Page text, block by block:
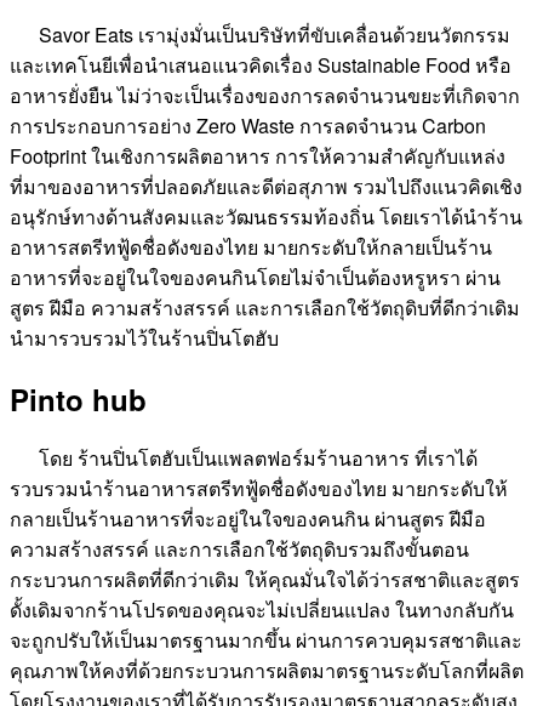
Savor Eats เรามุ่งมั่นเป็นบริษัทที่ขับเคลื่อนด้วยนวัตกรรม
และเทคโนยีเพื่อนำเสนอแนวคิดเรื่อง Sustainable Food หรือ
อาหารยั่งยืน ไม่ว่าจะเป็นเรื่องของการลดจำนวนขยะที่เกิดจาก
การประกอบการอย่าง Zero Waste การลดจำนวน Carbon
Footprint ในเชิงการผลิตอาหาร การให้ความสำคัญกับแหล่ง
ที่มาของอาหารที่ปลอดภัยและดีต่อสุภาพ รวมไปถึงแนวคิดเชิง
อนุรักษ์ทางด้านสังคมและวัฒนธรรมท้องถิ่น โดยเราได้นำร้าน
อาหารสตรีทฟู้ดชื่อดังของไทย มายกระดับให้กลายเป็นร้าน
อาหารที่จะอยู่ในใจของคนกินโดยไม่จำเป็นต้องหรูหรา ผ่าน
สูตร ฝีมือ ความสร้างสรรค์ และการเลือกใช้วัตถุดิบที่ดีกว่าเดิม
นำมารวบรวมไว้ในร้านปิ่นโตฮับ
Pinto hub
โดย ร้านปิ่นโตฮับเป็นแพลตฟอร์มร้านอาหาร ที่เราได้
รวบรวมนำร้านอาหารสตรีทฟู้ดชื่อดังของไทย มายกระดับให้
กลายเป็นร้านอาหารที่จะอยู่ในใจของคนกิน ผ่านสูตร ฝีมือ
ความสร้างสรรค์ และการเลือกใช้วัตถุดิบรวมถึงขั้นตอน
กระบวนการผลิตที่ดีกว่าเดิม ให้คุณมั่นใจได้ว่ารสชาติและสูตร
ดั้งเดิมจากร้านโปรดของคุณจะไม่เปลี่ยนแปลง ในทางกลับกัน
จะถูกปรับให้เป็นมาตรฐานมากขึ้น ผ่านการควบคุมรสชาติและ
คุณภาพให้คงที่ด้วยกระบวนการผลิตมาตรฐานระดับโลกที่ผลิต
โดยโรงงานของเราที่ได้รับการรับรองมาตรฐานสากลระดับสูง